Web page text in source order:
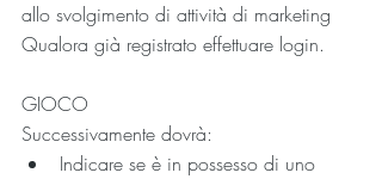
allo svolgimento di attività di marketing
Qualora già registrato effettuare login.
GIOCO
Successivamente dovrà:
Indicare se è in possesso di uno